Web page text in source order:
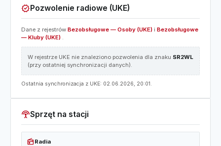
verified Pozwolenie radiowe (UKE)
Dane z rejestrów Bezobsługowe — Osoby (UKE) i Bezobsługowe
— Kluby (UKE) .
W rejestrze UKE nie znaleziono pozwolenia dla znaku SR2WL
(przy ostatniej synchronizacji danych).
Ostatnia synchronizacja z UKE: 02.06.2026, 20:01.
settings_input_antennaSprzęt na stacji
radioRadia